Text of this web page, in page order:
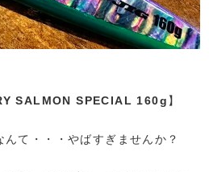
SALMON SPECIAL 160g 】
て・・・やばすぎませんか？